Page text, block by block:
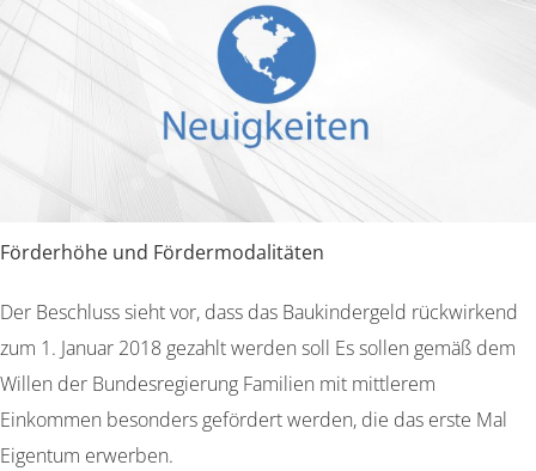
Förderhöhe und Fördermodalitäten
Der Beschluss sieht vor, dass das Baukindergeld rückwirkend
zum 1. Januar 2018 gezahlt werden soll Es sollen gemäß dem
Willen der Bundesregierung Familien mit mittlerem
Einkommen besonders gefördert werden, die das erste Mal
Eigentum erwerben.